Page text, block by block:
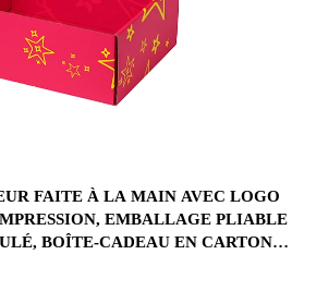
FAITE À LA MAIN AVEC LOGO
EMBALLAGE PLIABLE
BOÎTE-CADEAU EN CARTON